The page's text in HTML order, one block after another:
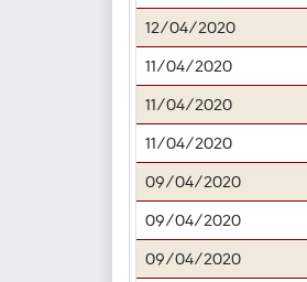
12/04/2020
11/04/2020
11/04/2020
11/04/2020
09/04/2020
09/04/2020
09/04/2020